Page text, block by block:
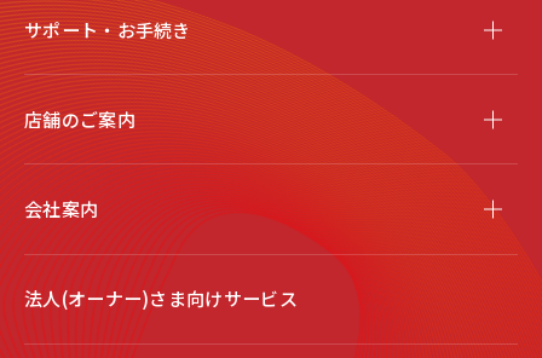
サポート・お手続き
店舗のご案内
会社案内
法人(オーナー)さま向けサービス